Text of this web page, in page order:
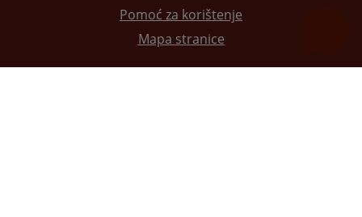
Pomoć za korištenje
Mapa stranice